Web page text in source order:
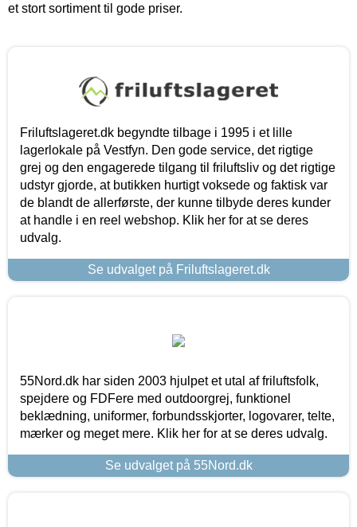
et stort sortiment til gode priser.
Friluftslageret.dk begyndte tilbage i 1995 i et lille
lagerlokale på Vestfyn. Den gode service, det rigtige
grej og den engagerede tilgang til friluftsliv og det rigtige
udstyr gjorde, at butikken hurtigt voksede og faktisk var
de blandt de allerførste, der kunne tilbyde deres kunder
at handle i en reel webshop. Klik her for at se deres
udvalg.
Se udvalget på Friluftslageret.dk
55Nord.dk har siden 2003 hjulpet et utal af friluftsfolk,
spejdere og FDFere med outdoorgrej, funktionel
beklædning, uniformer, forbundsskjorter, logovarer, telte,
mærker og meget mere. Klik her for at se deres udvalg.
Se udvalget på 55Nord.dk